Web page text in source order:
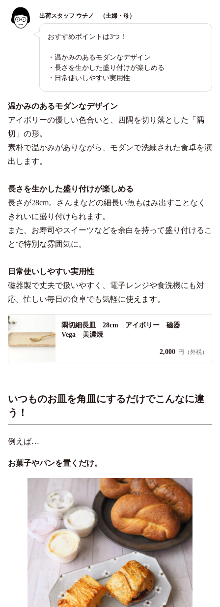
出荷スタッフ ウチノ （主婦・母）
おすすめポイントは3つ！
・温かみのあるモダンなデザイン
・長さを生かした盛り付けが楽しめる
・日常使いしやすい実用性
温かみのあるモダンなデザイン
アイボリーの優しい色合いと、四隅を切り落とした「隅
切」の形。
素朴で温かみがありながら、モダンで洗練された食卓を演
出します。
長さを生かした盛り付けが楽しめる
長さが28cm。さんまなどの細長い魚もはみ出すことなく
きれいに盛り付けられます。
また、お寿司やスイーツなどを余白を持って盛り付けるこ
とで特別な雰囲気に。
日常使いしやすい実用性
磁器製で丈夫で扱いやすく、電子レンジや食洗機にも対
応。忙しい毎日の食卓でも気軽に使えます。
隅切細長皿 28cm アイボリー 磁器
Vega 美濃焼
2,000 円（外税）
いつものお皿を角皿にするだけでこんなに違
う！
例えば…
お菓子やパンを置くだけ。